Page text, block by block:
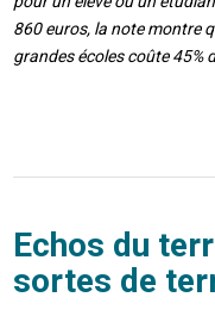
860 euros, la note montre
grandes écoles coûte 45%
Echos du
sortes de